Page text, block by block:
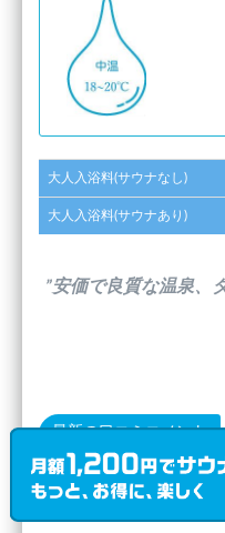
大人入浴料(サウナなし)
大人入浴料(サウナあり)
”安価で良質な温泉、
最新の口コミコメント
良くも悪くも庶民のサウナ